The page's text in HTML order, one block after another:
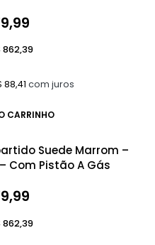
88,41 com juros
862,39
CARRINHO
Suede Marrom –
Com Pistão A Gás
862,39